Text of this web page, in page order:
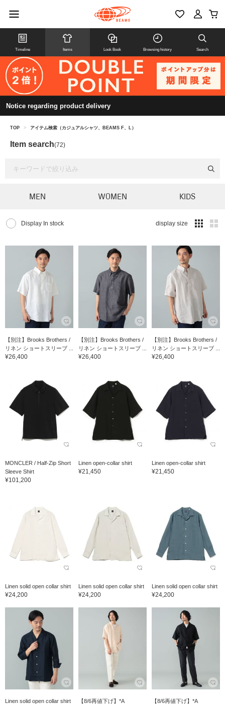
Timeline Items Look Book Browsing history Search
Notice regarding product delivery
TOP > アイテム検索（カジュアルシャツ、BEAMS F、L）
Item search(72)
MEN WOMEN KIDS
Display In stock display size
【別注】Brooks Brothers /
リネン ショートスリーブ ...
¥26,400
【別注】Brooks Brothers /
リネン ショートスリーブ ...
¥26,400
【別注】Brooks Brothers /
リネン ショートスリーブ ...
¥26,400
MONCLER / Half-Zip Short
Sleeve Shirt
¥101,200
Linen open-collar shirt
¥21,450
Linen open-collar shirt
¥21,450
Linen solid open collar shirt
¥24,200
Linen solid open collar shirt
¥24,200
Linen solid open collar shirt
¥24,200
Linen solid open collar shirt
【8/6再値下げ】*A
【8/6再値下げ】*A